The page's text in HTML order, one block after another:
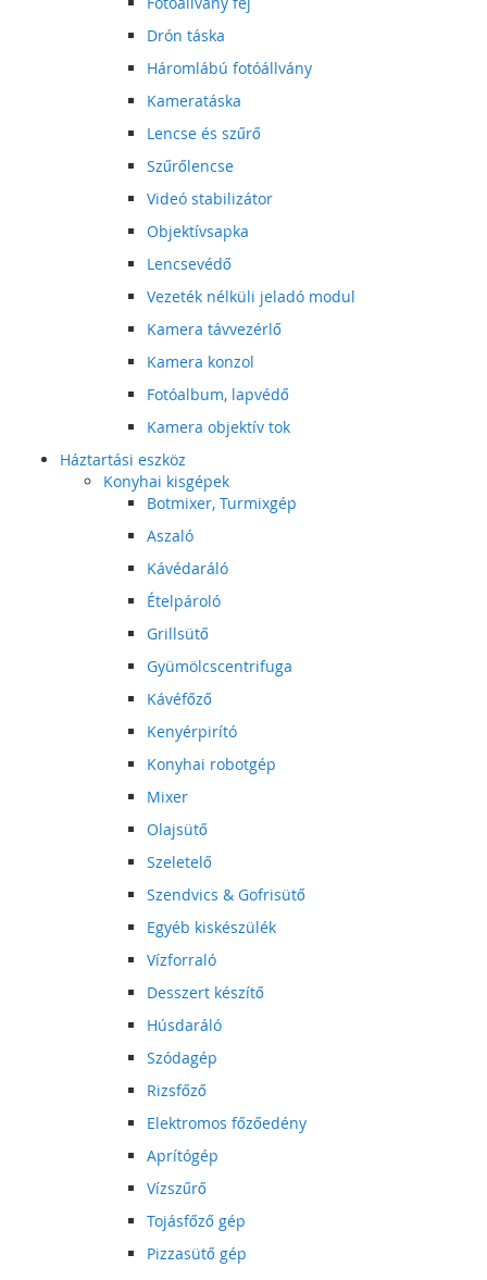
Drón táska
Háromlábú fotóállvány
Kameratáska
Lencse és szűrő
Szűrőlencse
Videó stabilizátor
Objektívsapka
Lencsevédő
Vezeték nélküli jeladó modul
Kamera távvezérlő
Kamera konzol
Fotóalbum, lapvédő
Kamera objektív tok
Háztartási eszköz
Konyhai kisgépek
Botmixer, Turmixgép
Aszaló
Kávédaráló
Ételpároló
Grillsütő
Gyümölcscentrifuga
Kávéfőző
Kenyérpirító
Konyhai robotgép
Mixer
Olajsütő
Szeletelő
Szendvics & Gofrisütő
Egyéb kiskészülék
Vízforraló
Desszert készítő
Húsdaráló
Szódagép
Rizsfőző
Elektromos főzőedény
Aprítógép
Vízszűrő
Tojásfőző gép
Pizzasütő gép